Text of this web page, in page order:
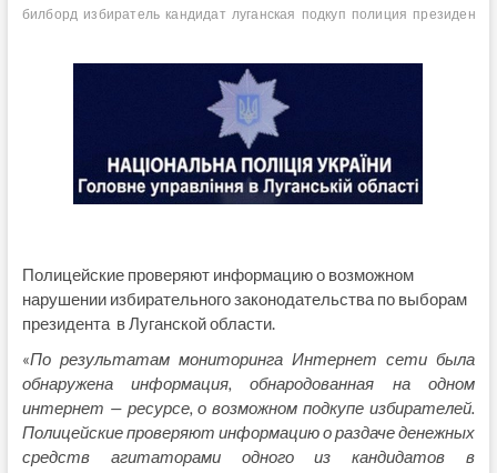
билборд избиратель кандидат луганская подкуп полиция президент
Полицейские проверяют информацию о возможном
нарушении избирательного законодательства по выборам
президента в Луганской области.
«По результатам мониторинга Интернет сети была
обнаружена информация, обнародованная на одном
интернет — ресурсе, о возможном подкупе избирателей.
Полицейские проверяют информацию о раздаче денежных
средств агитаторами одного из кандидатов в